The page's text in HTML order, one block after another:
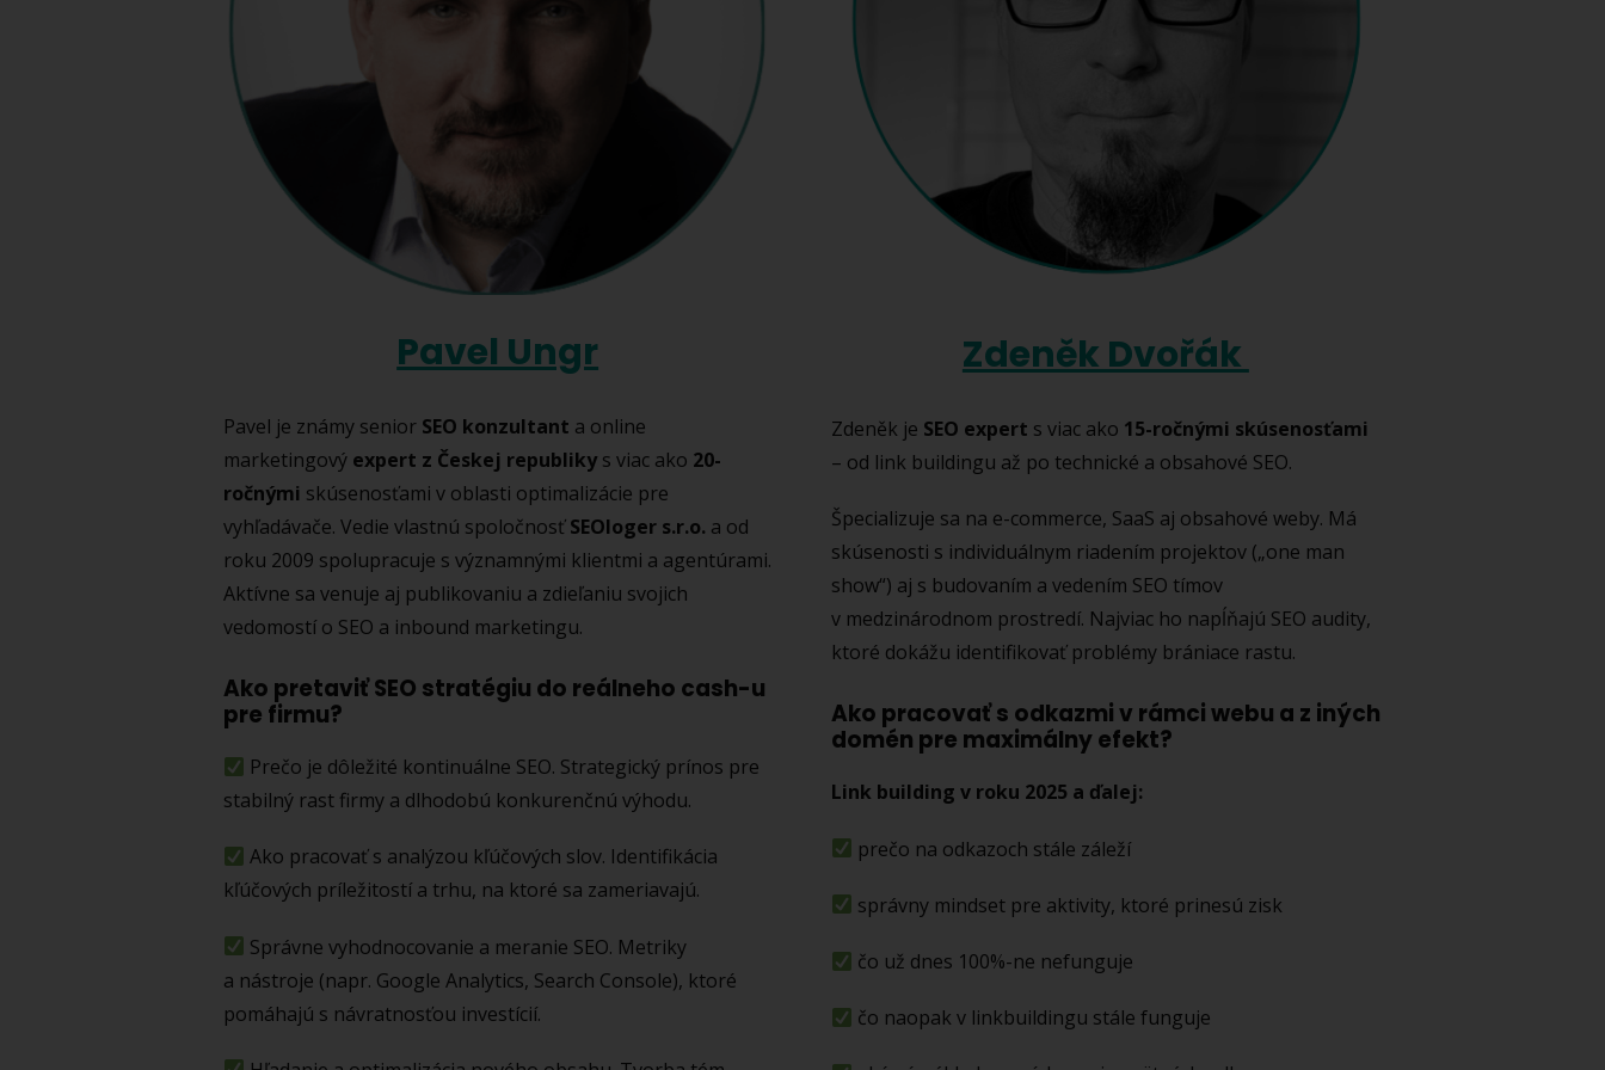
Pavel Ungr
Pavel je známy senior SEO konzultant a online
marketingový expert z Českej republiky s viac ako 20-
ročnými skúsenosťami v oblasti optimalizácie pre
vyhľadávače. Vedie vlastnú spoločnosťSEOloger s.r.o. a od
roku 2009 spolupracuje s významnými klientmi a agentúrami.
Aktívne sa venuje aj publikovaniu a zdieľaniu svojich
vedomostí o SEO a inbound marketingu.
Ako pretaviť SEO stratégiu do reálneho cash-u
pre firmu?
Prečo je dôležité kontinuálne SEO. Strategický prínos pre
stabilný rast firmy a dlhodobú konkurenčnú výhodu.
Ako pracovať s analýzou kľúčových slov. Identifikácia
kľúčových príležitostí a trhu, na ktoré sa zameriavajú.
Správne vyhodnocovanie a meranie SEO. Metriky
a nástroje (napr. Google Analytics, Search Console), ktoré
pomáhajú s návratnosťou investícií.
Zdeněk Dvořák
Zdeněk je SEO expert s viac ako 15-ročnými skúsenosťami
– od link buildingu až po technické a obsahové SEO.
Špecializuje sa na e-commerce, SaaS aj obsahové weby. Má
skúsenosti s individuálnym riadením projektov („one man
show“) aj s budovaním a vedením SEO tímov
v medzinárodnom prostredí. Najviac ho napĺňajú SEO audity,
ktoré dokážu identifikovať problémy brániace rastu.
Ako pracovať s odkazmi v rámci webu a z iných
domén pre maximálny efekt?
Link building v roku 2025 a ďalej:
prečo na odkazoch stále záleží
správny mindset pre aktivity, ktoré prinesú zisk
čo už dnes 100%-ne nefunguje
čo naopak v linkbuildingu stále funguje